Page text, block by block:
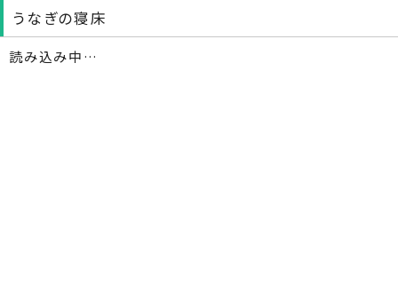
うなぎの寝床
読み込み中…